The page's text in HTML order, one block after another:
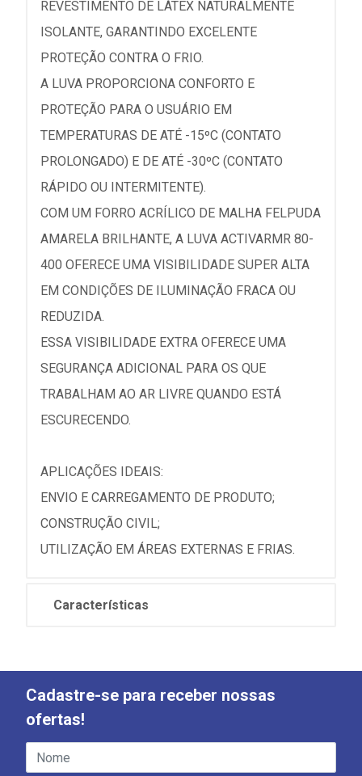
REVESTIMENTO DE LÁTEX NATURALMENTE
ISOLANTE, GARANTINDO EXCELENTE
PROTEÇÃO CONTRA O FRIO.
A LUVA PROPORCIONA CONFORTO E
PROTEÇÃO PARA O USUÁRIO EM
TEMPERATURAS DE ATÉ -15ºC (CONTATO
PROLONGADO) E DE ATÉ -30ºC (CONTATO
RÁPIDO OU INTERMITENTE).
COM UM FORRO ACRÍLICO DE MALHA FELPUDA
AMARELA BRILHANTE, A LUVA ACTIVARMR 80-
400 OFERECE UMA VISIBILIDADE SUPER ALTA
EM CONDIÇÕES DE ILUMINAÇÃO FRACA OU
REDUZIDA.
ESSA VISIBILIDADE EXTRA OFERECE UMA
SEGURANÇA ADICIONAL PARA OS QUE
TRABALHAM AO AR LIVRE QUANDO ESTÁ
ESCURECENDO.
APLICAÇÕES IDEAIS:
ENVIO E CARREGAMENTO DE PRODUTO;
CONSTRUÇÃO CIVIL;
UTILIZAÇÃO EM ÁREAS EXTERNAS E FRIAS.
Características
Cadastre-se para receber nossas
ofertas!